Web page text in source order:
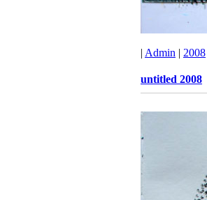
| Admin | 2008
untitled 2008